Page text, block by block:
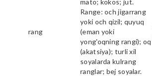
rang
Range: och jigarrang
yoki och qizil; quyuq
(eman yoki
yong'oqning rangi); oq
(akatsiya); turli xil
soyalarda kulrang
ranglar; bej soyalar.